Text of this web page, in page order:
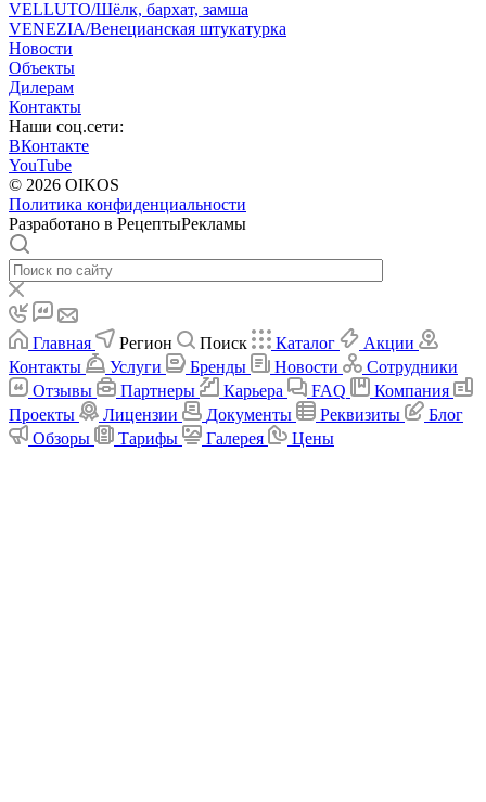
VELLUTO/Шёлк, бархат, замша
VENEZIA/Венецианская штукатурка
Новости
Объекты
Дилерам
Контакты
Наши соц.сети:
ВКонтакте
YouTube
© 2026 OIKOS
Политика конфиденциальности
Разработано в РецептыРекламы
Главная Регион Поиск Каталог
Акции
Контакты
Услуги Бренды Новости
Сотрудники
Отзывы
Партнеры Карьера FAQ
Компания
Проекты
Лицензии Документы Реквизиты
Блог
Обзоры
Тарифы Галерея Цены